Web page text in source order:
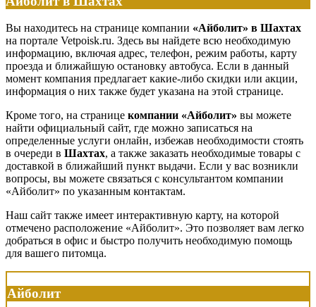
Вы находитесь на странице компании «Айболит» в Шахтах
на портале Vetpoisk.ru. Здесь вы найдете всю необходимую
информацию, включая адрес, телефон, режим работы, карту
проезда и ближайшую остановку автобуса. Если в данный
момент компания предлагает какие-либо скидки или акции,
информация о них также будет указана на этой странице.
Кроме того, на странице компании «Айболит» вы можете
найти официальный сайт, где можно записаться на
определенные услуги онлайн, избежав необходимости стоять
в очереди в Шахтах, а также заказать необходимые товары с
доставкой в ближайший пункт выдачи. Если у вас возникли
вопросы, вы можете связаться с консультантом компании
«Айболит» по указанным контактам.
Наш сайт также имеет интерактивную карту, на которой
отмечено расположение «Айболит». Это позволяет вам легко
добраться в офис и быстро получить необходимую помощь
для вашего питомца.
Айболит